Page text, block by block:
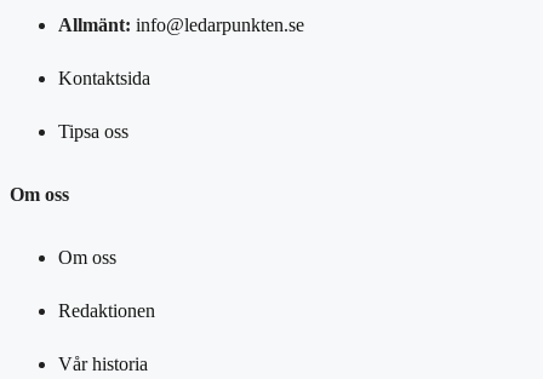
Allmänt: info@ledarpunkten.se
Kontaktsida
Tipsa oss
Om oss
Om oss
Redaktionen
Vår historia